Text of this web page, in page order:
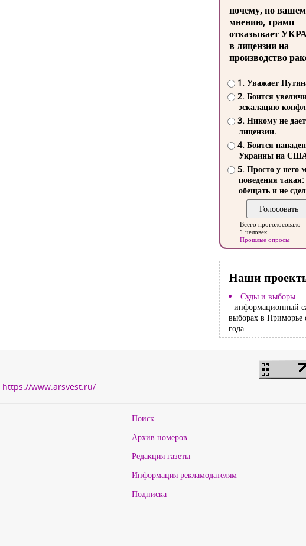
почему, по
мнению, трамп
отказывает
в лицензии на
производство
1. Уважает
2. Боится
эскалацию
3. Никому не
лицензии.
4. Боится
Украины на
5. Просто у него
поведения такая:
обещать и не
Всего проголосовало
1 человек
Прошлые опросы
Наши
Суды и выборы
- информационный
выборах в Приморье
года
https://www.arsvest.ru/
Поиск
Архив номеров
Редакция газеты
Информация рекламодателям
Подписка